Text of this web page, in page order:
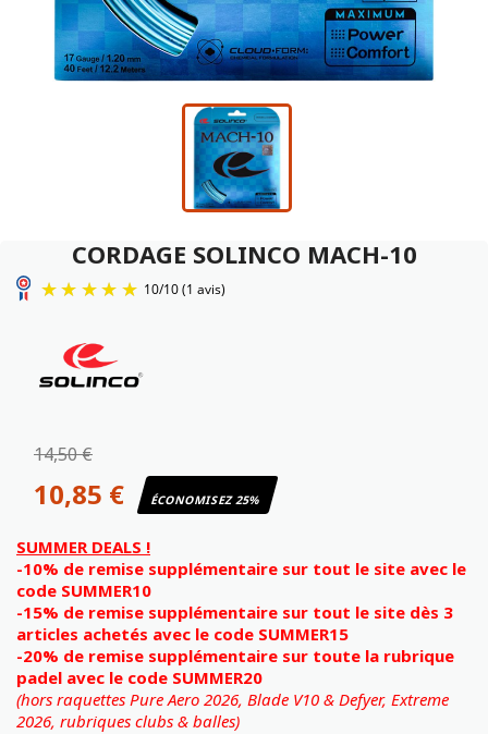
CORDAGE SOLINCO MACH-10
14,50 €
10,85 € ÉCONOMISEZ 25%
SUMMER DEALS !
-10% de remise supplémentaire sur tout le site avec le
code SUMMER10
-15% de remise supplémentaire sur tout le site dès 3
articles achetés avec le code SUMMER15
-20% de remise supplémentaire sur toute la rubrique
padel avec le code SUMMER20
(hors raquettes Pure Aero 2026, Blade V10 & Defyer, Extreme
2026, rubriques clubs & balles)